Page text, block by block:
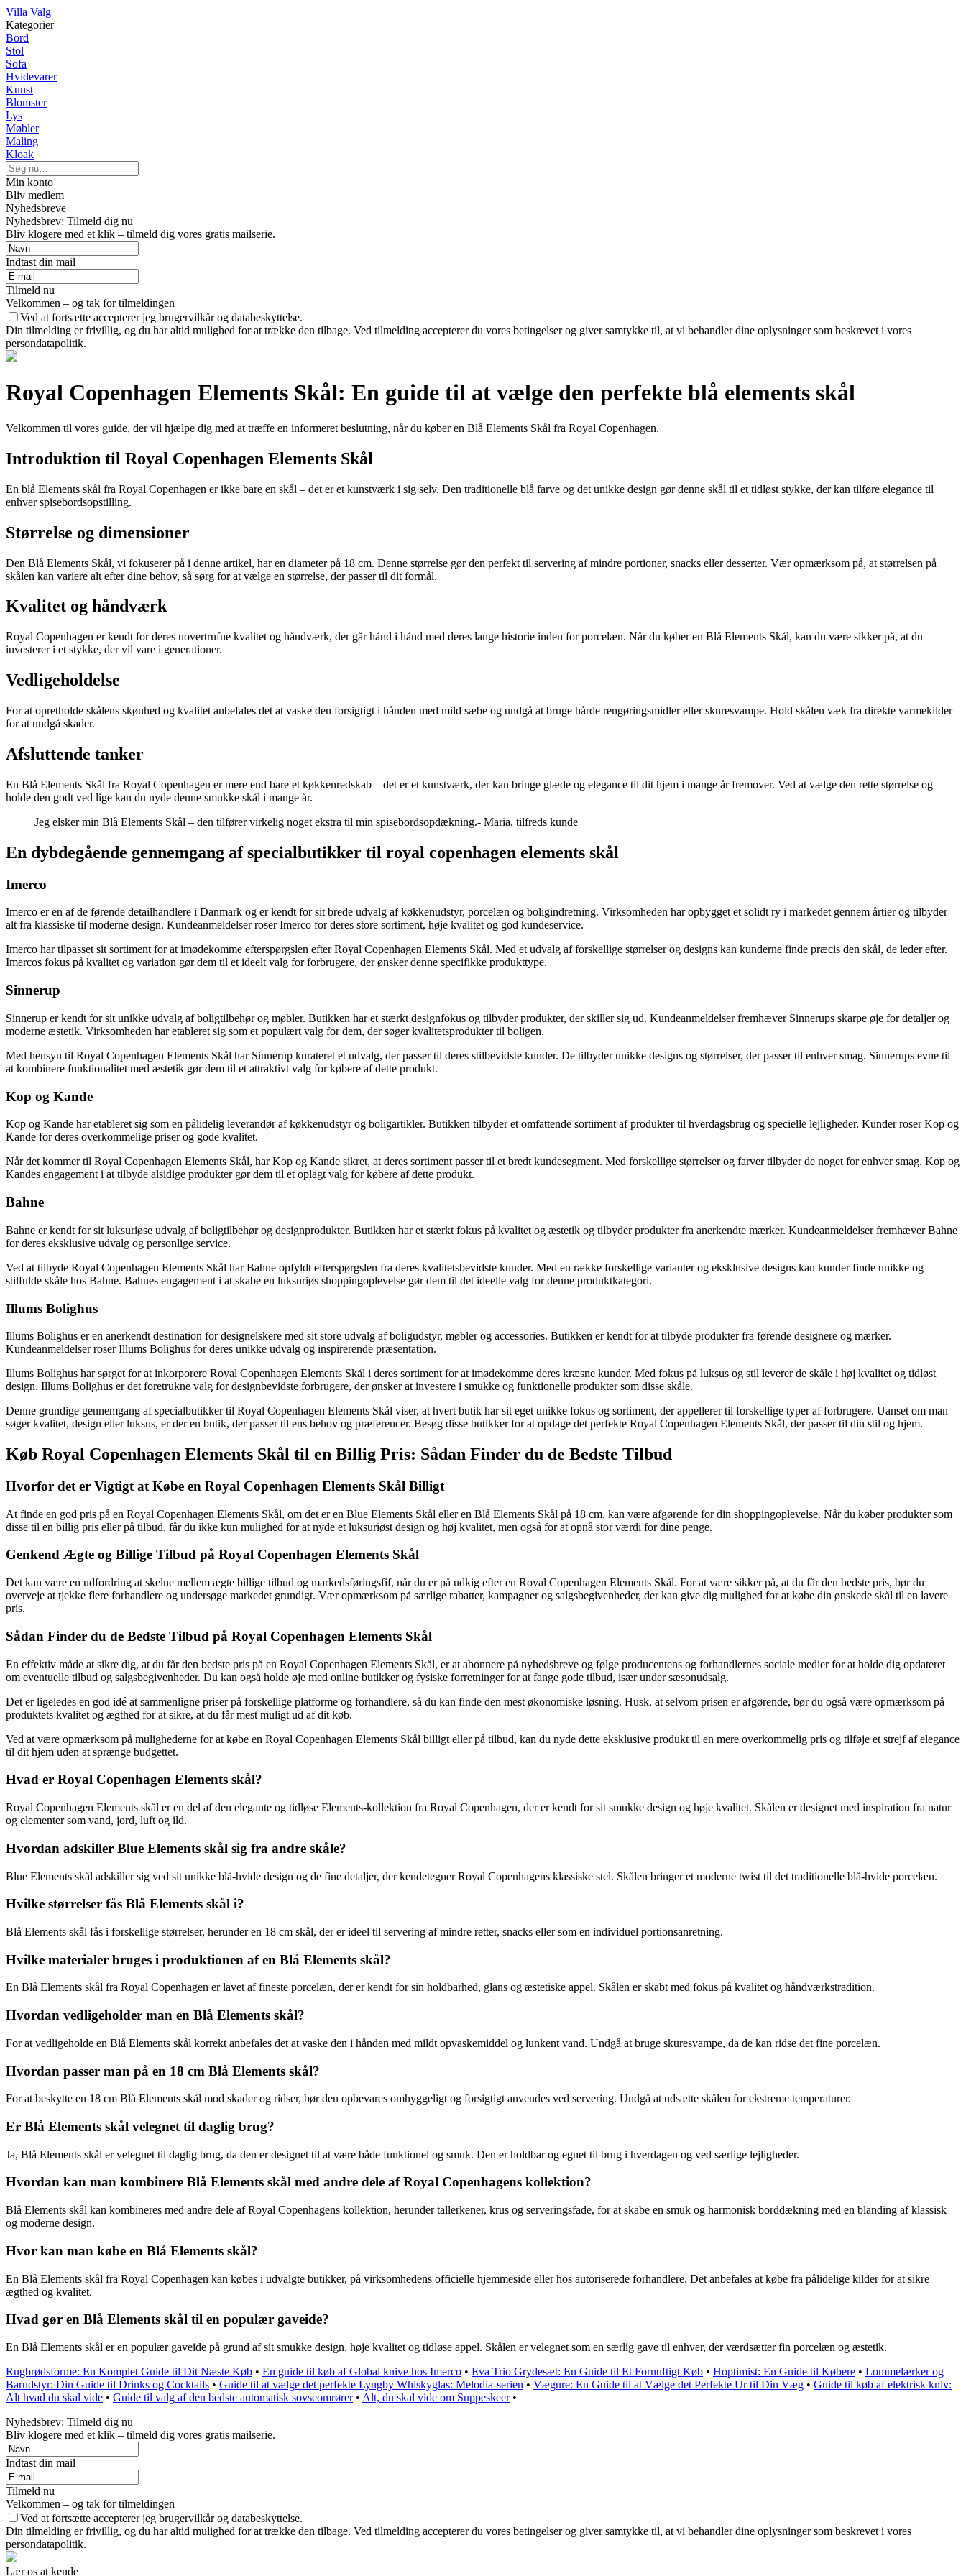
Villa Valg
Kategorier
Bord
Stol
Sofa
Hvidevarer
Kunst
Blomster
Lys
Møbler
Maling
Kloak
Min konto
Bliv medlem
Nyhedsbreve
Nyhedsbrev: Tilmeld dig nu
Bliv klogere med et klik – tilmeld dig vores gratis mailserie.
Indtast din mail
Tilmeld nu
Velkommen – og tak for tilmeldingen
Ved at fortsætte accepterer jeg brugervilkår og databeskyttelse.
Din tilmelding er frivillig, og du har altid mulighed for at trække den tilbage. Ved tilmelding accepterer du vores betingelser og giver samtykke til, at vi behandler dine oplysninger som beskrevet i vores
persondatapolitik.
Royal Copenhagen Elements Skål: En guide til at vælge den perfekte blå elements skål
Velkommen til vores guide, der vil hjælpe dig med at træffe en informeret beslutning, når du køber en Blå Elements Skål fra Royal Copenhagen.
Introduktion til Royal Copenhagen Elements Skål
En blå Elements skål fra Royal Copenhagen er ikke bare en skål – det er et kunstværk i sig selv. Den traditionelle blå farve og det unikke design gør denne skål til et tidløst stykke, der kan tilføre elegance til
enhver spisebordsopstilling.
Størrelse og dimensioner
Den Blå Elements Skål, vi fokuserer på i denne artikel, har en diameter på 18 cm. Denne størrelse gør den perfekt til servering af mindre portioner, snacks eller desserter. Vær opmærksom på, at størrelsen på
skålen kan variere alt efter dine behov, så sørg for at vælge en størrelse, der passer til dit formål.
Kvalitet og håndværk
Royal Copenhagen er kendt for deres uovertrufne kvalitet og håndværk, der går hånd i hånd med deres lange historie inden for porcelæn. Når du køber en Blå Elements Skål, kan du være sikker på, at du
investerer i et stykke, der vil vare i generationer.
Vedligeholdelse
For at opretholde skålens skønhed og kvalitet anbefales det at vaske den forsigtigt i hånden med mild sæbe og undgå at bruge hårde rengøringsmidler eller skuresvampe. Hold skålen væk fra direkte varmekilder
for at undgå skader.
Afsluttende tanker
En Blå Elements Skål fra Royal Copenhagen er mere end bare et køkkenredskab – det er et kunstværk, der kan bringe glæde og elegance til dit hjem i mange år fremover. Ved at vælge den rette størrelse og
holde den godt ved lige kan du nyde denne smukke skål i mange år.
Jeg elsker min Blå Elements Skål – den tilfører virkelig noget ekstra til min spisebordsopdækning.- Maria, tilfreds kunde
En dybdegående gennemgang af specialbutikker til royal copenhagen elements skål
Imerco
Imerco er en af de førende detailhandlere i Danmark og er kendt for sit brede udvalg af køkkenudstyr, porcelæn og boligindretning. Virksomheden har opbygget et solidt ry i markedet gennem årtier og tilbyder
alt fra klassiske til moderne design. Kundeanmeldelser roser Imerco for deres store sortiment, høje kvalitet og god kundeservice.
Imerco har tilpasset sit sortiment for at imødekomme efterspørgslen efter Royal Copenhagen Elements Skål. Med et udvalg af forskellige størrelser og designs kan kunderne finde præcis den skål, de leder efter.
Imercos fokus på kvalitet og variation gør dem til et ideelt valg for forbrugere, der ønsker denne specifikke produkttype.
Sinnerup
Sinnerup er kendt for sit unikke udvalg af boligtilbehør og møbler. Butikken har et stærkt designfokus og tilbyder produkter, der skiller sig ud. Kundeanmeldelser fremhæver Sinnerups skarpe øje for detaljer og
moderne æstetik. Virksomheden har etableret sig som et populært valg for dem, der søger kvalitetsprodukter til boligen.
Med hensyn til Royal Copenhagen Elements Skål har Sinnerup kurateret et udvalg, der passer til deres stilbevidste kunder. De tilbyder unikke designs og størrelser, der passer til enhver smag. Sinnerups evne til
at kombinere funktionalitet med æstetik gør dem til et attraktivt valg for købere af dette produkt.
Kop og Kande
Kop og Kande har etableret sig som en pålidelig leverandør af køkkenudstyr og boligartikler. Butikken tilbyder et omfattende sortiment af produkter til hverdagsbrug og specielle lejligheder. Kunder roser Kop og
Kande for deres overkommelige priser og gode kvalitet.
Når det kommer til Royal Copenhagen Elements Skål, har Kop og Kande sikret, at deres sortiment passer til et bredt kundesegment. Med forskellige størrelser og farver tilbyder de noget for enhver smag. Kop og
Kandes engagement i at tilbyde alsidige produkter gør dem til et oplagt valg for købere af dette produkt.
Bahne
Bahne er kendt for sit luksuriøse udvalg af boligtilbehør og designprodukter. Butikken har et stærkt fokus på kvalitet og æstetik og tilbyder produkter fra anerkendte mærker. Kundeanmeldelser fremhæver Bahne
for deres eksklusive udvalg og personlige service.
Ved at tilbyde Royal Copenhagen Elements Skål har Bahne opfyldt efterspørgslen fra deres kvalitetsbevidste kunder. Med en række forskellige varianter og eksklusive designs kan kunder finde unikke og
stilfulde skåle hos Bahne. Bahnes engagement i at skabe en luksuriøs shoppingoplevelse gør dem til det ideelle valg for denne produktkategori.
Illums Bolighus
Illums Bolighus er en anerkendt destination for designelskere med sit store udvalg af boligudstyr, møbler og accessories. Butikken er kendt for at tilbyde produkter fra førende designere og mærker.
Kundeanmeldelser roser Illums Bolighus for deres unikke udvalg og inspirerende præsentation.
Illums Bolighus har sørget for at inkorporere Royal Copenhagen Elements Skål i deres sortiment for at imødekomme deres kræsne kunder. Med fokus på luksus og stil leverer de skåle i høj kvalitet og tidløst
design. Illums Bolighus er det foretrukne valg for designbevidste forbrugere, der ønsker at investere i smukke og funktionelle produkter som disse skåle.
Denne grundige gennemgang af specialbutikker til Royal Copenhagen Elements Skål viser, at hvert butik har sit eget unikke fokus og sortiment, der appellerer til forskellige typer af forbrugere. Uanset om man
søger kvalitet, design eller luksus, er der en butik, der passer til ens behov og præferencer. Besøg disse butikker for at opdage det perfekte Royal Copenhagen Elements Skål, der passer til din stil og hjem.
Køb Royal Copenhagen Elements Skål til en Billig Pris: Sådan Finder du de Bedste Tilbud
Hvorfor det er Vigtigt at Købe en Royal Copenhagen Elements Skål Billigt
At finde en god pris på en Royal Copenhagen Elements Skål, om det er en Blue Elements Skål eller en Blå Elements Skål på 18 cm, kan være afgørende for din shoppingoplevelse. Når du køber produkter som
disse til en billig pris eller på tilbud, får du ikke kun mulighed for at nyde et luksuriøst design og høj kvalitet, men også for at opnå stor værdi for dine penge.
Genkend Ægte og Billige Tilbud på Royal Copenhagen Elements Skål
Det kan være en udfordring at skelne mellem ægte billige tilbud og markedsføringsfif, når du er på udkig efter en Royal Copenhagen Elements Skål. For at være sikker på, at du får den bedste pris, bør du
overveje at tjekke flere forhandlere og undersøge markedet grundigt. Vær opmærksom på særlige rabatter, kampagner og salgsbegivenheder, der kan give dig mulighed for at købe din ønskede skål til en lavere
pris.
Sådan Finder du de Bedste Tilbud på Royal Copenhagen Elements Skål
En effektiv måde at sikre dig, at du får den bedste pris på en Royal Copenhagen Elements Skål, er at abonnere på nyhedsbreve og følge producentens og forhandlernes sociale medier for at holde dig opdateret
om eventuelle tilbud og salgsbegivenheder. Du kan også holde øje med online butikker og fysiske forretninger for at fange gode tilbud, især under sæsonudsalg.
Det er ligeledes en god idé at sammenligne priser på forskellige platforme og forhandlere, så du kan finde den mest økonomiske løsning. Husk, at selvom prisen er afgørende, bør du også være opmærksom på
produktets kvalitet og ægthed for at sikre, at du får mest muligt ud af dit køb.
Ved at være opmærksom på mulighederne for at købe en Royal Copenhagen Elements Skål billigt eller på tilbud, kan du nyde dette eksklusive produkt til en mere overkommelig pris og tilføje et strejf af elegance
til dit hjem uden at sprænge budgettet.
Hvad er Royal Copenhagen Elements skål?
Royal Copenhagen Elements skål er en del af den elegante og tidløse Elements-kollektion fra Royal Copenhagen, der er kendt for sit smukke design og høje kvalitet. Skålen er designet med inspiration fra natur
og elementer som vand, jord, luft og ild.
Hvordan adskiller Blue Elements skål sig fra andre skåle?
Blue Elements skål adskiller sig ved sit unikke blå-hvide design og de fine detaljer, der kendetegner Royal Copenhagens klassiske stel. Skålen bringer et moderne twist til det traditionelle blå-hvide porcelæn.
Hvilke størrelser fås Blå Elements skål i?
Blå Elements skål fås i forskellige størrelser, herunder en 18 cm skål, der er ideel til servering af mindre retter, snacks eller som en individuel portionsanretning.
Hvilke materialer bruges i produktionen af en Blå Elements skål?
En Blå Elements skål fra Royal Copenhagen er lavet af fineste porcelæn, der er kendt for sin holdbarhed, glans og æstetiske appel. Skålen er skabt med fokus på kvalitet og håndværkstradition.
Hvordan vedligeholder man en Blå Elements skål?
For at vedligeholde en Blå Elements skål korrekt anbefales det at vaske den i hånden med mildt opvaskemiddel og lunkent vand. Undgå at bruge skuresvampe, da de kan ridse det fine porcelæn.
Hvordan passer man på en 18 cm Blå Elements skål?
For at beskytte en 18 cm Blå Elements skål mod skader og ridser, bør den opbevares omhyggeligt og forsigtigt anvendes ved servering. Undgå at udsætte skålen for ekstreme temperaturer.
Er Blå Elements skål velegnet til daglig brug?
Ja, Blå Elements skål er velegnet til daglig brug, da den er designet til at være både funktionel og smuk. Den er holdbar og egnet til brug i hverdagen og ved særlige lejligheder.
Hvordan kan man kombinere Blå Elements skål med andre dele af Royal Copenhagens kollektion?
Blå Elements skål kan kombineres med andre dele af Royal Copenhagens kollektion, herunder tallerkener, krus og serveringsfade, for at skabe en smuk og harmonisk borddækning med en blanding af klassisk
og moderne design.
Hvor kan man købe en Blå Elements skål?
En Blå Elements skål fra Royal Copenhagen kan købes i udvalgte butikker, på virksomhedens officielle hjemmeside eller hos autoriserede forhandlere. Det anbefales at købe fra pålidelige kilder for at sikre
ægthed og kvalitet.
Hvad gør en Blå Elements skål til en populær gaveide?
En Blå Elements skål er en populær gaveide på grund af sit smukke design, høje kvalitet og tidløse appel. Skålen er velegnet som en særlig gave til enhver, der værdsætter fin porcelæn og æstetik.
Rugbrødsforme: En Komplet Guide til Dit Næste Køb • En guide til køb af Global knive hos Imerco • Eva Trio Grydesæt: En Guide til Et Fornuftigt Køb • Hoptimist: En Guide til Købere • Lommelærker og
Barudstyr: Din Guide til Drinks og Cocktails • Guide til at vælge det perfekte Lyngby Whiskyglas: Melodia-serien • Vægure: En Guide til at Vælge det Perfekte Ur til Din Væg • Guide til køb af elektrisk kniv:
Alt hvad du skal vide • Guide til valg af den bedste automatisk sovseomrører• Alt, du skal vide om Suppeskeer•
Nyhedsbrev: Tilmeld dig nu
Bliv klogere med et klik – tilmeld dig vores gratis mailserie.
Indtast din mail
Tilmeld nu
Velkommen – og tak for tilmeldingen
Ved at fortsætte accepterer jeg brugervilkår og databeskyttelse.
Din tilmelding er frivillig, og du har altid mulighed for at trække den tilbage. Ved tilmelding accepterer du vores betingelser og giver samtykke til, at vi behandler dine oplysninger som beskrevet i vores
persondatapolitik.
Lær os at kende